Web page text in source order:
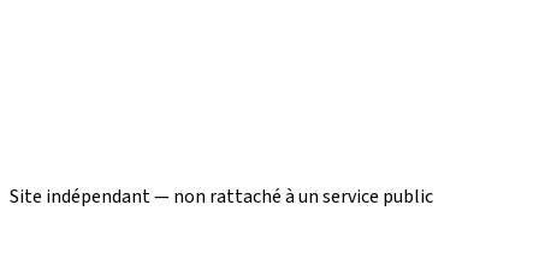
Site indépendant — non rattaché à un service public